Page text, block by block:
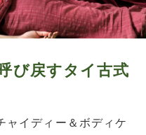
び戻すタイ古式
ャイディー＆ボディケ